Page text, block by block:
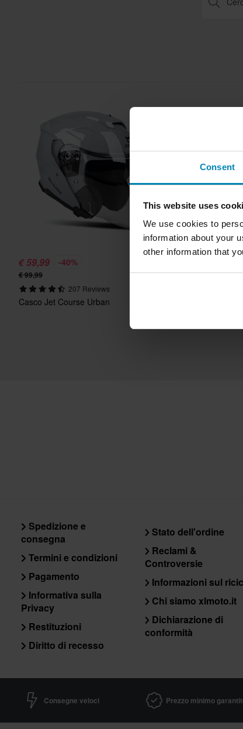
Consent
This website uses
We use cookies to
information about your
other information that
€ 59,99 -40%
€ 99,99
207 Reviews
Casco Jet Course Urban
€ 99,99
Spedizione e
consegna
Termini e condizioni
Pagamento
Informativa sulla
Privacy
Restituzioni
Diritto di recesso
Stato dell'ordine
Reclami &
Controversie
Informazioni sul
Chi siamo xlmoto.it
Dichiarazione di
conformità
Consegne veloci Prezzo minimo